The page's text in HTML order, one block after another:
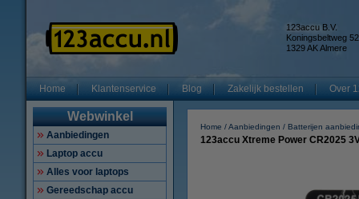
123accu B.V.
Koningsbeltweg 52
1329 AK Almere
Home Klantenservice Blog Zakelijk bestellen Over
Webwinkel
Aanbiedingen
Laptop accu
Alles voor laptops
Gereedschap accu
Home Aanbiedingen Batterijen
123accu Xtreme Power CR2025